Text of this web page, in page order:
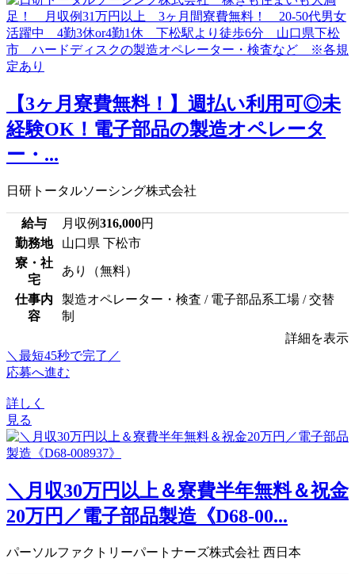
【3ヶ月寮費無料！】週払い利用可◎未
経験OK！電子部品の製造オペレータ
ー・...
日研トータルソーシング株式会社
給与 月収例316,000円
勤務地
山口県 下松市
寮・社
宅
あり（無料）
仕事内
容
製造オペレーター・検査 / 電子部品系工場 / 交替
制
詳細を表示
＼最短45秒で完了／
応募へ進む
詳しく
見る
＼月収30万円以上＆寮費半年無料＆祝金
20万円／電子部品製造《D68-00...
パーソルファクトリーパートナーズ株式会社 西日本